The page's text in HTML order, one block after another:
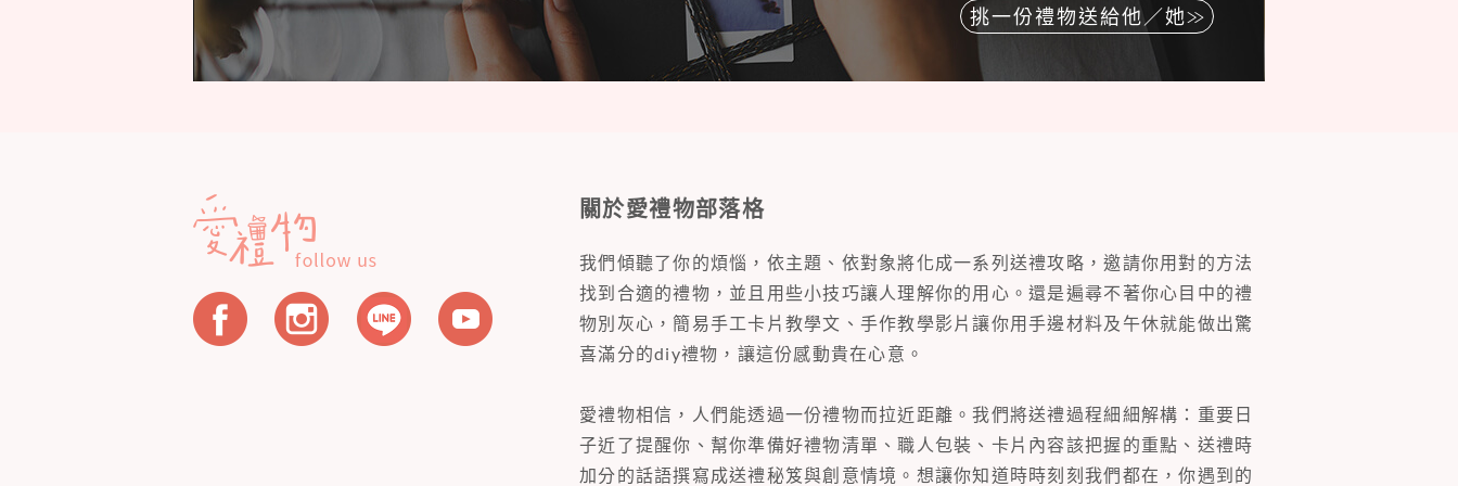
挑一份禮物送給他／她
關於愛禮物部落格
我們傾聽了你的煩惱，依主題、依對象將化成一系列送禮攻略，邀請你用對的方法
找到合適的禮物，並且用些小技巧讓人理解你的用心。還是遍尋不著你心目中的禮
物別灰心，簡易手工卡片教學文、手作教學影片讓你用手邊材料及午休就能做出驚
喜滿分的diy禮物，讓這份感動貴在心意。
愛禮物相信，人們能透過一份禮物而拉近距離。我們將送禮過程細細解構：重要日
子近了提醒你、幫你準備好禮物清單、職人包裝、卡片內容該把握的重點、送禮時
加分的話語撰寫成送禮秘笈與創意情境。想讓你知道時時刻刻我們都在，你遇到的